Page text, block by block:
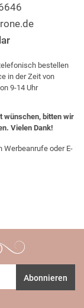
bestellen
in der Zeit von
9-14 Uhr
wünschen, bitten wir
Vielen Dank!
Werbeanrufe oder E-
Abonnieren